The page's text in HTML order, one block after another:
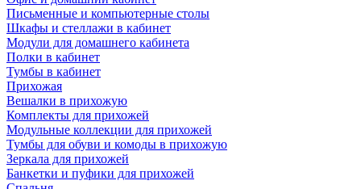
Письменные и компьютерные столы
Шкафы и стеллажи в кабинет
Модули для домашнего кабинета
Полки в кабинет
Тумбы в кабинет
Прихожая
Вешалки в прихожую
Комплекты для прихожей
Модульные коллекции для прихожей
Тумбы для обуви и комоды в прихожую
Зеркала для прихожей
Банкетки и пуфики для прихожей